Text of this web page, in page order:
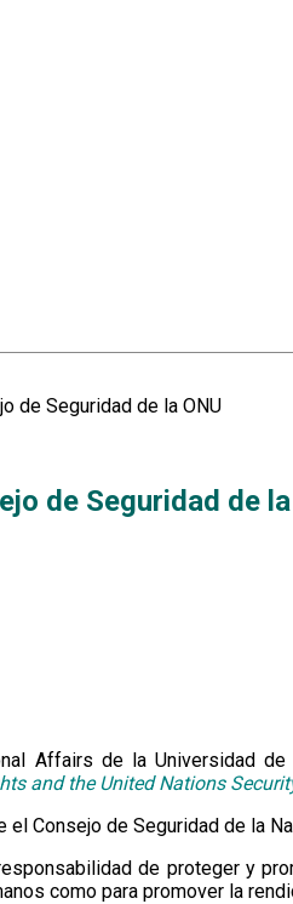
de Seguridad de la ONU
de Seguridad de la
Affairs de la Universidad
and the United Nations
el Consejo de Seguridad de la
de proteger y
como para promover la